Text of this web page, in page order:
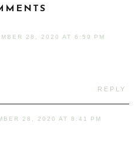
28, 2020 AT 6:59 PM
REPLY
28, 2020 AT 8:41 PM